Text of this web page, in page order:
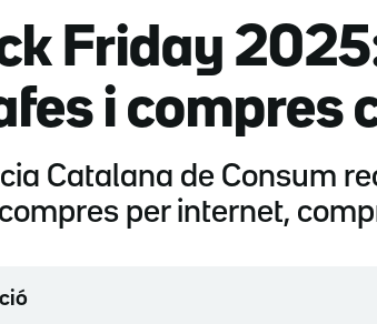
Friday
i compres
Catalana de Consum
per internet,